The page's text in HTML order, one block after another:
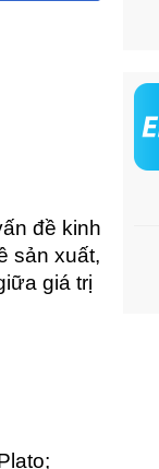
đề kinh
sản xuất,
giá trị